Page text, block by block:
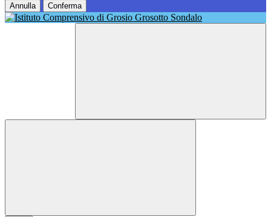
Annulla Conferma